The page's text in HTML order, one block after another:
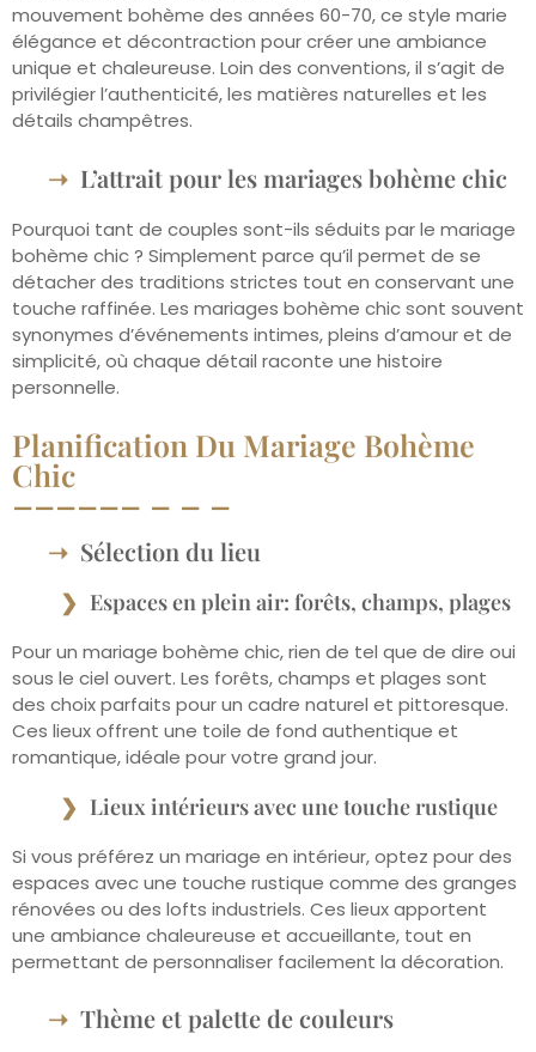
mouvement bohème des années 60-70, ce style marie
élégance et décontraction pour créer une ambiance
unique et chaleureuse. Loin des conventions, il s’agit de
privilégier l’authenticité, les matières naturelles et les
détails champêtres.
L’attrait pour les mariages bohème chic
Pourquoi tant de couples sont-ils séduits par le mariage
bohème chic ? Simplement parce qu’il permet de se
détacher des traditions strictes tout en conservant une
touche raffinée. Les mariages bohème chic sont souvent
synonymes d’événements intimes, pleins d’amour et de
simplicité, où chaque détail raconte une histoire
personnelle.
Planification Du Mariage Bohème
Chic
Sélection du lieu
Espaces en plein air: forêts, champs, plages
Pour un mariage bohème chic, rien de tel que de dire oui
sous le ciel ouvert. Les forêts, champs et plages sont
des choix parfaits pour un cadre naturel et pittoresque.
Ces lieux offrent une toile de fond authentique et
romantique, idéale pour votre grand jour.
Lieux intérieurs avec une touche rustique
Si vous préférez un mariage en intérieur, optez pour des
espaces avec une touche rustique comme des granges
rénovées ou des lofts industriels. Ces lieux apportent
une ambiance chaleureuse et accueillante, tout en
permettant de personnaliser facilement la décoration.
Thème et palette de couleurs